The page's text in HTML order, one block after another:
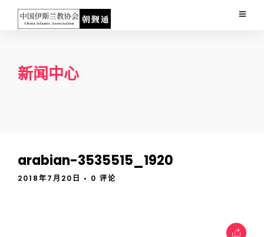
新闻中心
arabian-3535515_1920
2018年7月20日 • 0 评论